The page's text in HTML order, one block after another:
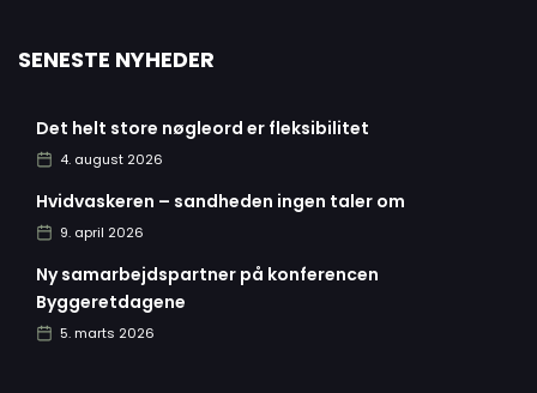
SENESTE NYHEDER
Det helt store nøgleord er fleksibilitet
4. august 2026
Hvidvaskeren – sandheden ingen taler om
9. april 2026
Ny samarbejdspartner på konferencen
Byggeretdagene
5. marts 2026